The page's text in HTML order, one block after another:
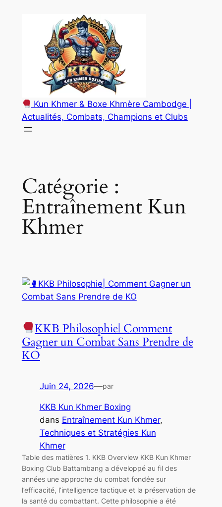
Kun Khmer & Boxe Khmère Cambodge |
Actualités, Combats, Champions et Clubs
Catégorie :
Entraînement Kun
Khmer
KKB Philosophie| Comment
Gagner un Combat Sans Prendre de
KO
Juin 24, 2026—par
KKB Kun Khmer Boxing
dans Entraînement Kun Khmer
Techniques et Stratégies Kun
Khmer
Table des matières 1. KKB Overview KKB Kun Khmer
Boxing Club Battambang a développé au fil des
années une approche du combat fondée sur
l’efficacité, l’intelligence tactique et la préservation de
la santé du combattant. Cette philosophie a été